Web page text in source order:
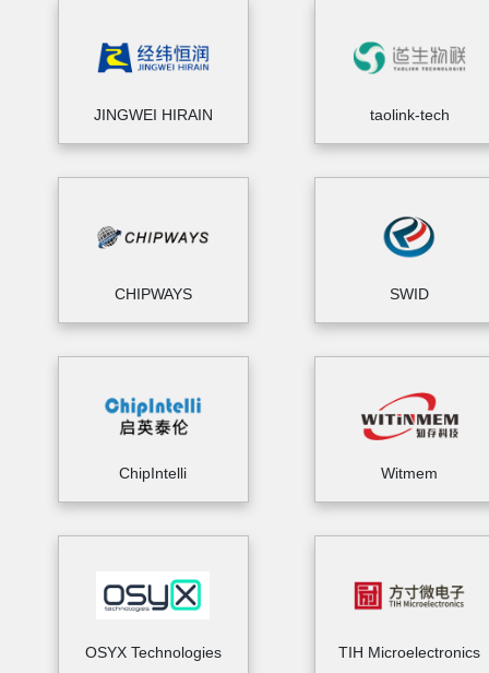
JINGWEI HIRAIN taolink-tech
CHIPWAYS SWID
ChipIntelli Witmem
OSYX Technologies TIH Microelectronics